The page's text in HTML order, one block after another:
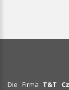
Die Firma T&T